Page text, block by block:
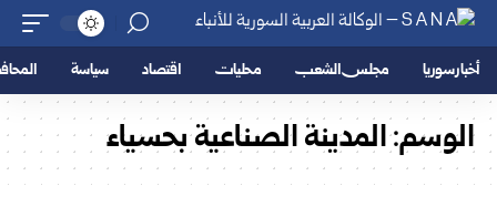
أخبار سوريا مجلس الشعب محليات اقتصاد سياسة
الوسم:المدينة الصناعية بحسياء